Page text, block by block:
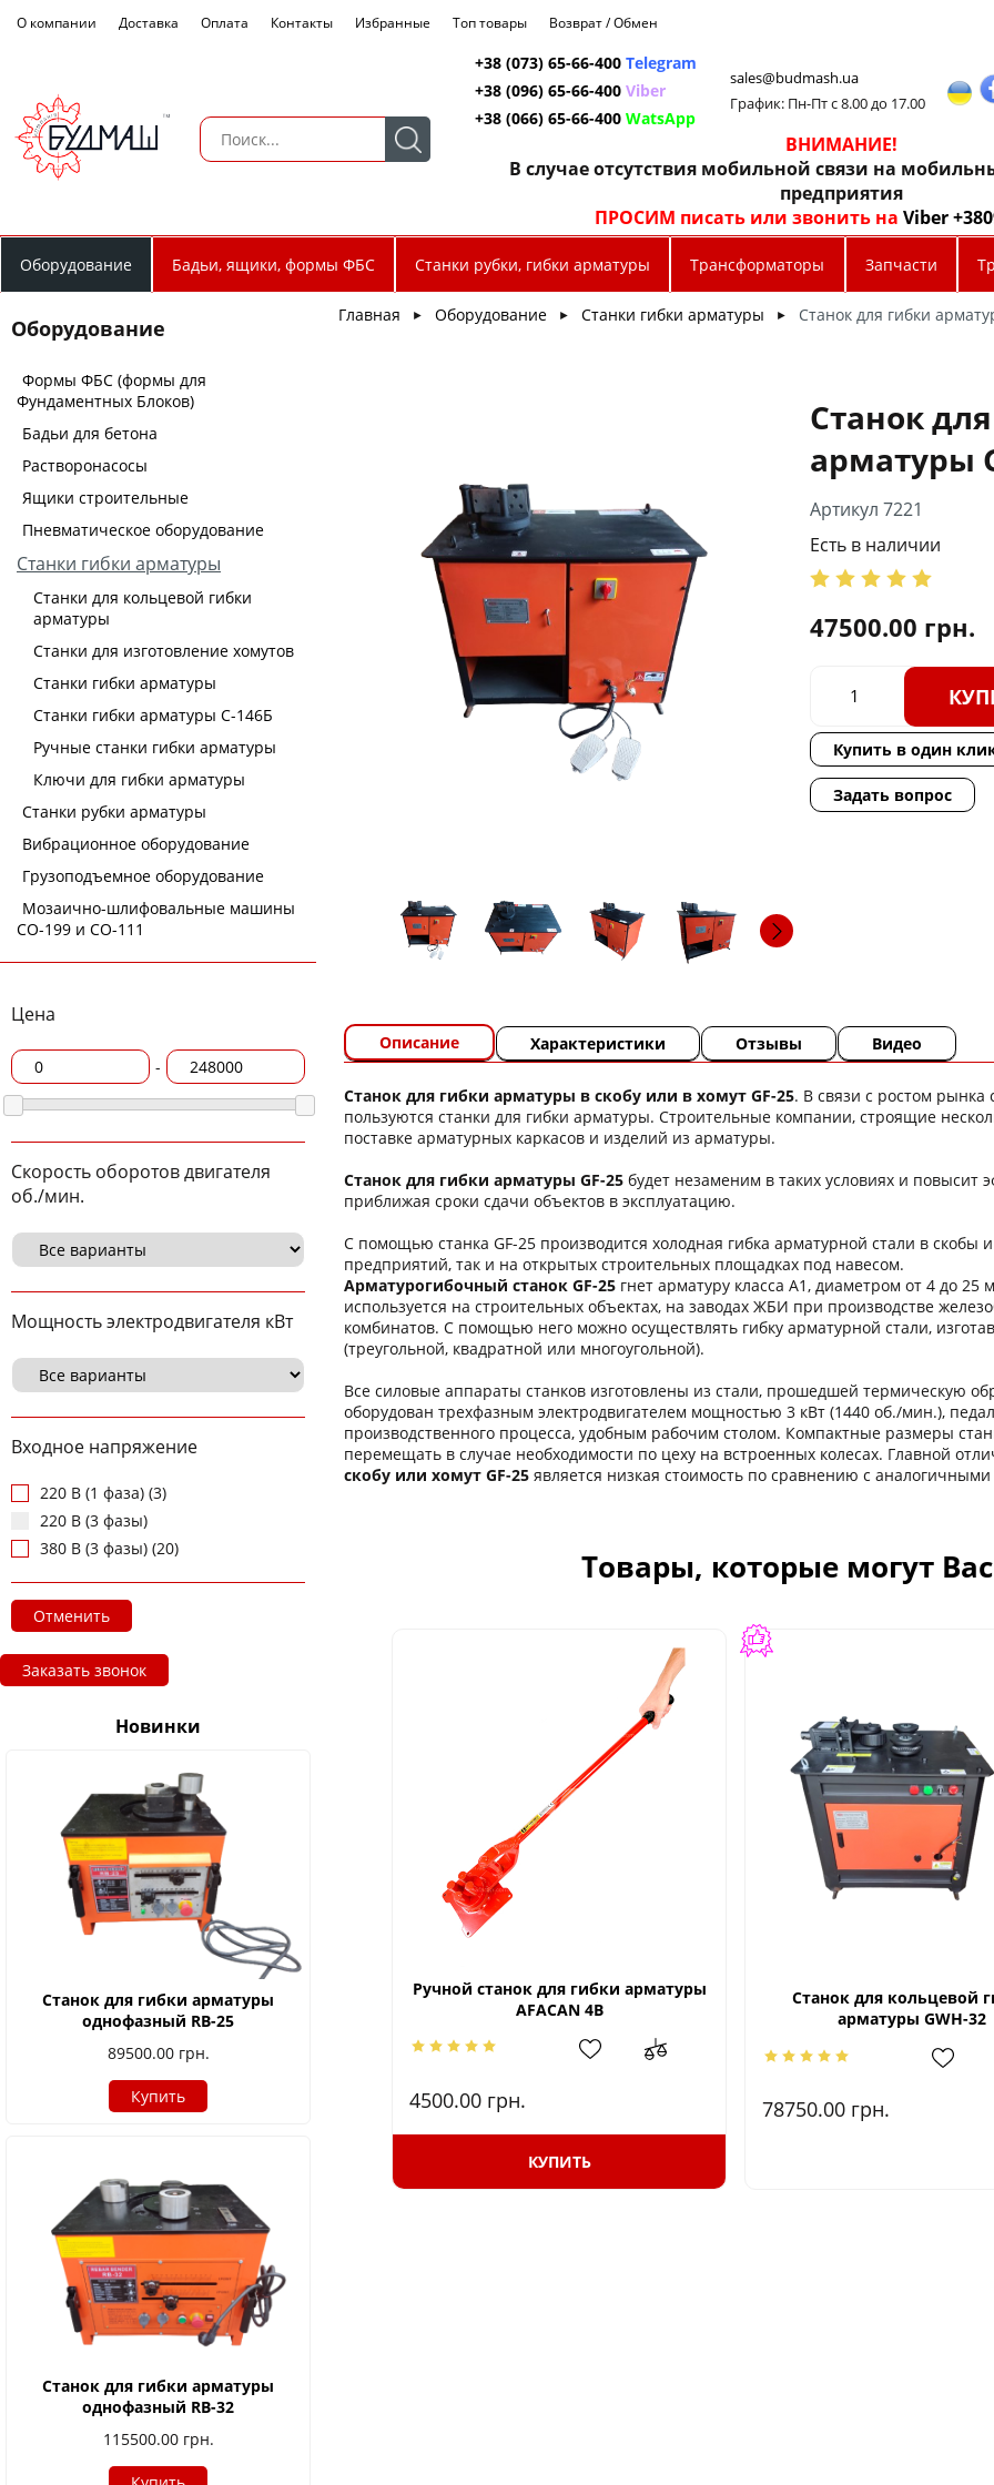
О компании Доставка Оплата Контакты Избранные Топ товары Возврат / Обмен
+38 (073) 65-66-400 Telegram
+38 (096) 65-66-400 Viber
+38 (066) 65-66-400 WatsApp
sales@budmash.ua
График: Пн-Пт с 8.00 до 17.00
ВНИМАНИЕ!
В случае отсутствия мобильной связи на
предприятия
ПРОСИМ писать или звонить наViber
Оборудование Бадьи, ящики, формы ФБС Станки рубки, гибки арматуры Трансформаторы Запчасти
Оборудование
Формы ФБС (формы для
Фундаментных Блоков)
Бадьи для бетона
Растворонасосы
Ящики строительные
Пневматическое оборудование
Станки гибки арматуры
Станки для кольцевой гибки
арматуры
Станки для изготовление хомутов
Станки гибки арматуры
Станки гибки арматуры С-146Б
Ручные станки гибки арматуры
Ключи для гибки арматуры
Станки рубки арматуры
Вибрационное оборудование
Грузоподъемное оборудование
Мозаично-шлифовальные машины
СО-199 и СО-111
Цена
-
Скорость оборотов двигателя
об./мин.
Мощность электродвигателя кВт
Входное напряжение
220 В (1 фаза) (3)
220 В (3 фазы)
380 В (3 фазы) (20)
Отменить
Заказать звонок
Новинки
Станок для гибки арматуры
однофазный RB-25
89500.00 грн.
Купить
Станок для гибки арматуры
однофазный RB-32
115500.00 грн.
Главная ► Оборудование ► Станки гибки арматуры ► Станок для гибки
Станок
арматуры
Артикул 7221
Есть в наличии
47500.00 грн.
Купить в один
Задать вопрос
Описание Характеристики Отзывы Видео
Станок для гибки арматуры в скобу или в хомут GF-25. В связи с ростом рынка
пользуются станки для гибки арматуры. Строительные компании, строящие
поставке арматурных каркасов и изделий из арматуры.
Станок для гибки арматуры GF-25 будет незаменим в таких условиях и повысит
приближая сроки сдачи объектов в эксплуатацию.
С помощью станка GF-25 производится холодная гибка арматурной стали в
предприятий, так и на открытых строительных площадках под навесом.
Арматурогибочный станок GF-25 гнет арматуру класса А1, диаметром от 4 до
используется на строительных объектах, на заводах ЖБИ при производстве
комбинатов. С помощью него можно осуществлять гибку арматурной стали,
(треугольной, квадратной или многоугольной).
Все силовые аппараты станков изготовлены из стали, прошедшей термическую
оборудован трехфазным электродвигателем мощностью 3 кВт (1440 об./мин.),
производственного процесса, удобным рабочим столом. Компактные размеры
перемещать в случае необходимости по цеху на встроенных колесах. Главной
скобу или хомут GF-25 является низкая стоимость по сравнению с
Товары, которые могут
Ручной станок для гибки арматуры
AFACAN 4B
4500.00 грн.
КУПИТЬ
Станок для кольцевой
арматуры GWH-32
78750.00 грн.